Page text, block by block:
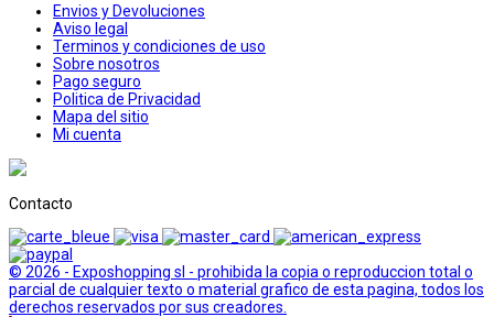
Envios y Devoluciones
Aviso legal
Terminos y condiciones de uso
Sobre nosotros
Pago seguro
Politica de Privacidad
Mapa del sitio
Mi cuenta
Contacto
© 2026 - Exposhopping sl - prohibida la copia o reproduccion total o
parcial de cualquier texto o material grafico de esta pagina, todos los
derechos reservados por sus creadores.